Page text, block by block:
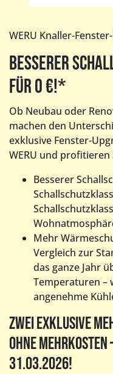
WERU Knaller-
BESSERER
FÜR 0 €!*
Ob Neubau oder
machen den
exklusive Fenster-
WERU und profitieren
Besserer
Mehr
Vergleich zur
das ganze Jahr
Temperaturen –
angenehme
Zwei exklusive
ohne Mehrkosten
31.03.2026!